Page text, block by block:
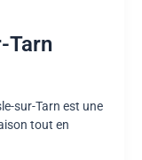
Tarn
sur-Tarn est une
tout en